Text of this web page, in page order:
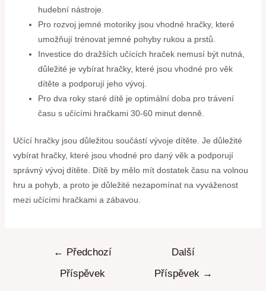
hudební nástroje.
Pro rozvoj jemné motoriky jsou vhodné hračky, které
umožňují trénovat jemné pohyby rukou a prstů.
Investice do dražších učících hraček nemusí být nutná,
důležité je vybírat hračky, které jsou vhodné pro věk
dítěte a podporují jeho vývoj.
Pro dva roky staré dítě je optimální doba pro trávení
času s učícími hračkami 30-60 minut denně.
Učící hračky jsou důležitou součástí vývoje dítěte. Je důležité
vybírat hračky, které jsou vhodné pro daný věk a podporují
správný vývoj dítěte. Dítě by mělo mít dostatek času na volnou
hru a pohyb, a proto je důležité nezapomínat na vyváženost
mezi učícími hračkami a zábavou.
← Předchozí
Příspěvek
Další
Příspěvek →